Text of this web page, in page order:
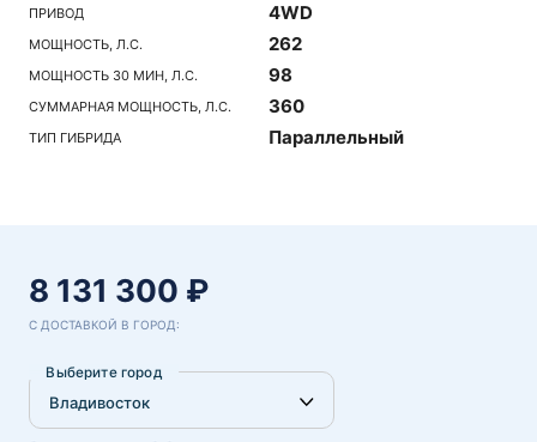
ПРИВОД 4WD
МОЩНОСТЬ, Л.С. 262
МОЩНОСТЬ 30 МИН, Л.С. 98
СУММАРНАЯ МОЩНОСТЬ, Л.С. 360
ТИП ГИБРИДА Параллельный
8 131 300 ₽
С ДОСТАВКОЙ В ГОРОД:
Выберите город